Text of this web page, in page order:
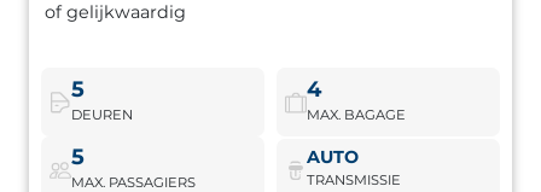
of gelijkwaardig
5
DEUREN
4
MAX. BAGAGE
5
MAX. PASSAGIERS
AUTO
TRANSMISSIE
Premium SUV met hoge prestaties en ruimte voor het
Boek nu